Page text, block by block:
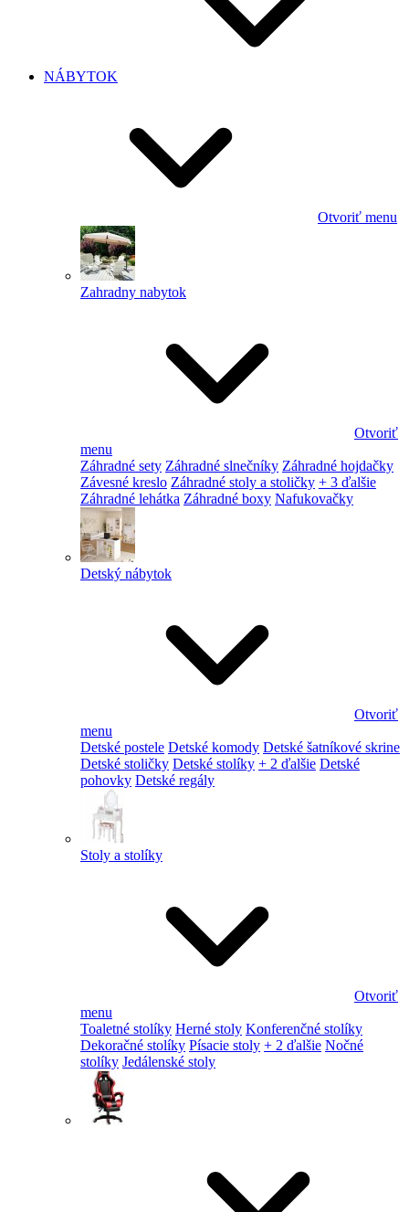
NÁBYTOK
Otvoriť menu
Zahradny nabytok
Otvoriť
menu
Záhradné sety Záhradné slnečníky Záhradné hojdačky
Závesné kreslo Záhradné stoly a stoličky + 3 ďalšie
Záhradné lehátka Záhradné boxy Nafukovačky
Detský nábytok
Otvoriť
menu
Detské postele Detské komody Detské šatníkové skrine
Detské stoličky Detské stolíky + 2 ďalšie Detské
pohovky Detské regály
Stoly a stolíky
Otvoriť
menu
Toaletné stolíky Herné stoly Konferenčné stolíky
Dekoračné stolíky Písacie stoly + 2 ďalšie Nočné
stolíky Jedálenské stoly